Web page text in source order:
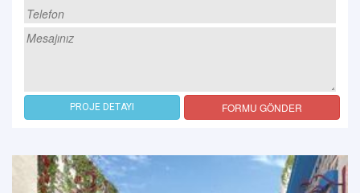
PROJE DETAYI FORMU GÖNDER